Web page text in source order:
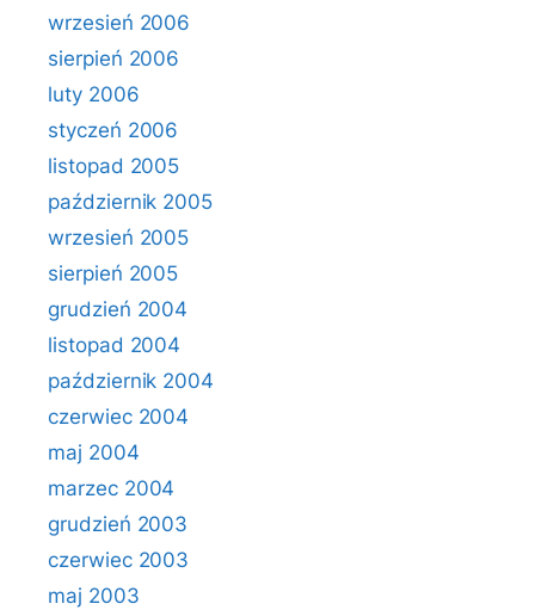
wrzesień 2006
sierpień 2006
luty 2006
styczeń 2006
listopad 2005
październik 2005
wrzesień 2005
sierpień 2005
grudzień 2004
listopad 2004
październik 2004
czerwiec 2004
maj 2004
marzec 2004
grudzień 2003
czerwiec 2003
maj 2003